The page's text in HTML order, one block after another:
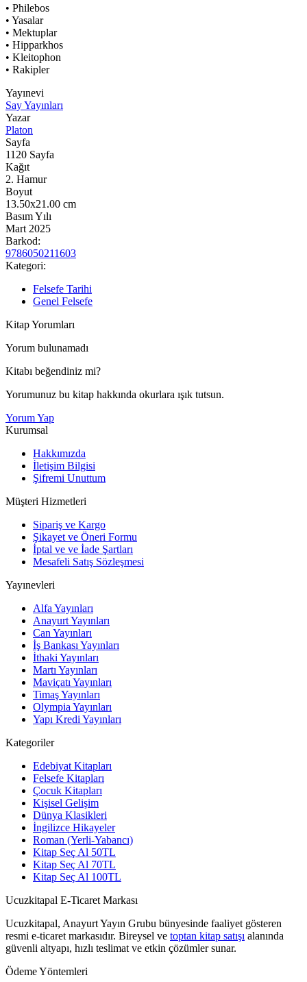
• Philebos
• Yasalar
• Mektuplar
• Hipparkhos
• Kleitophon
• Rakipler
Yayınevi
Say Yayınları
Yazar
Platon
Sayfa
1120 Sayfa
Kağıt
2. Hamur
Boyut
13.50x21.00 cm
Basım Yılı
Mart 2025
Barkod:
9786050211603
Kategori:
Felsefe Tarihi
Genel Felsefe
Kitap Yorumları
Yorum bulunamadı
Kitabı beğendiniz mi?
Yorumunuz bu kitap hakkında okurlara ışık tutsun.
Yorum Yap
Kurumsal
Hakkımızda
İletişim Bilgisi
Şifremi Unuttum
Müşteri Hizmetleri
Sipariş ve Kargo
Şikayet ve Öneri Formu
İptal ve ve İade Şartları
Mesafeli Satış Sözleşmesi
Yayınevleri
Alfa Yayınları
Anayurt Yayınları
Can Yayınları
İş Bankası Yayınları
İthaki Yayınları
Martı Yayınları
Maviçatı Yayınları
Timaş Yayınları
Olympia Yayınları
Yapı Kredi Yayınları
Kategoriler
Edebiyat Kitapları
Felsefe Kitapları
Çocuk Kitapları
Kişisel Gelişim
Dünya Klasikleri
İngilizce Hikayeler
Roman (Yerli-Yabancı)
Kitap Seç Al 50TL
Kitap Seç Al 70TL
Kitap Seç Al 100TL
Ucuzkitapal E-Ticaret Markası
Ucuzkitapal, Anayurt Yayın Grubu bünyesinde faaliyet gösteren
resmi e-ticaret markasıdır. Bireysel ve toptan kitap satışı alanında
güvenli altyapı, hızlı teslimat ve etkin çözümler sunar.
Ödeme Yöntemleri